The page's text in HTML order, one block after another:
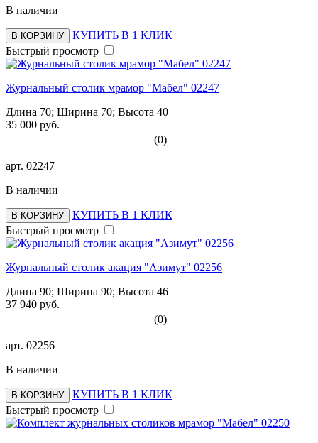
В наличии
В КОРЗИНУ
КУПИТЬ В 1 КЛИК
Быстрый просмотр
Журнальный столик мрамор "Мабел" 02247
Длина 70; Ширина 70; Высота 40
35 000 руб.
(0)
арт. 02247
В наличии
В КОРЗИНУ
КУПИТЬ В 1 КЛИК
Быстрый просмотр
Журнальный столик акация "Азимут" 02256
Длина 90; Ширина 90; Высота 46
37 940 руб.
(0)
арт. 02256
В наличии
В КОРЗИНУ
КУПИТЬ В 1 КЛИК
Быстрый просмотр